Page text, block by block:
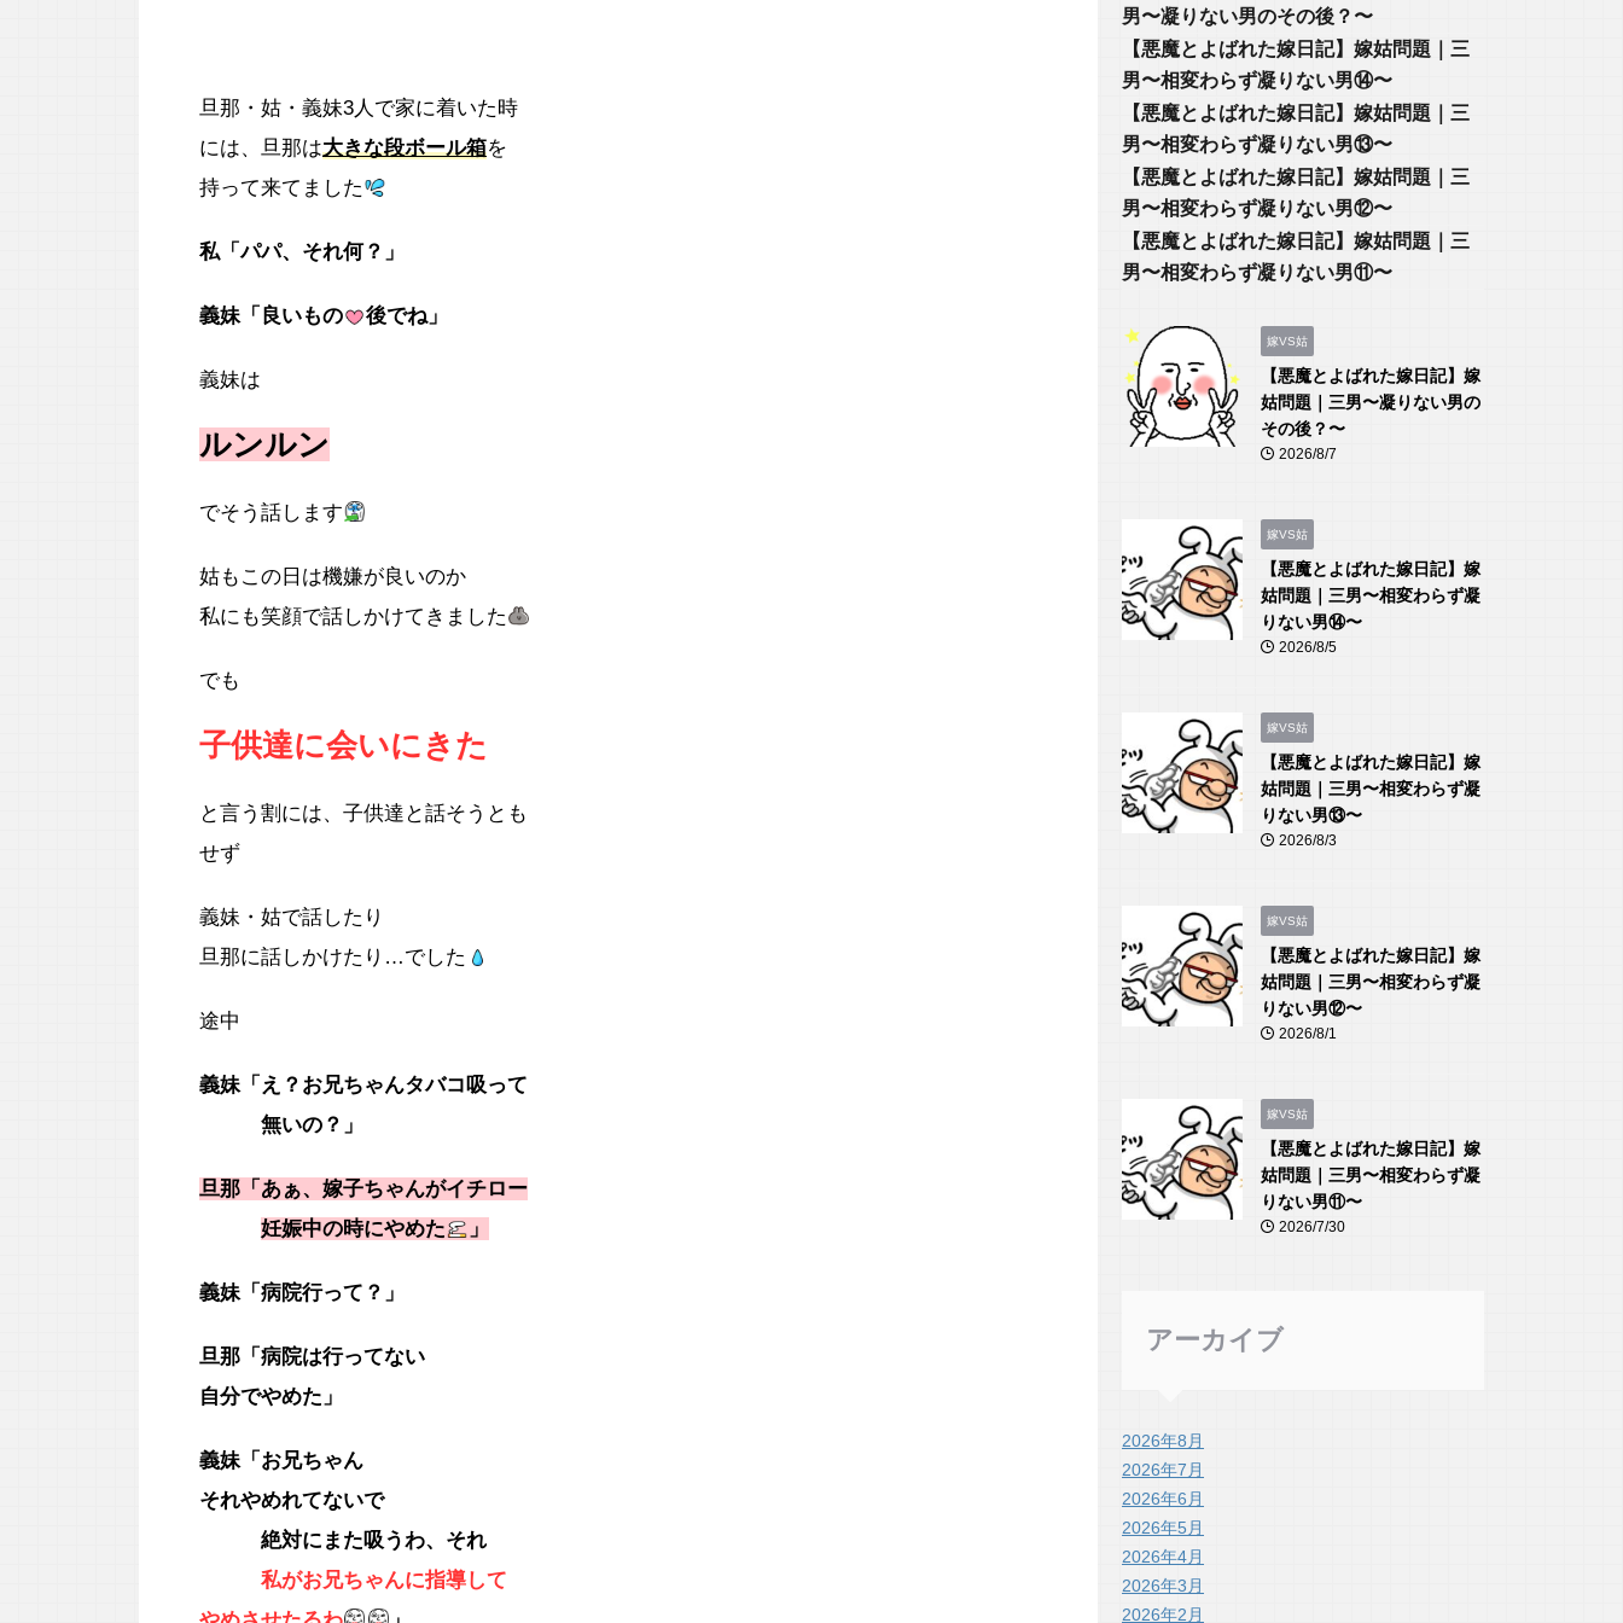
旦那・姑・義妹3人で家に着いた時
には、旦那は大きな段ボール箱を
持って来てました
私「パパ、それ何？」
義妹「良いもの 後でね」
義妹は
ルンルン
でそう話します
姑もこの日は機嫌が良いのか
私にも笑顔で話しかけてきました
でも
子供達に会いにきた
と言う割には、子供達と話そうとも
せず
義妹・姑で話したり
旦那に話しかけたり…でした
途中
義妹「え？お兄ちゃんタバコ吸って
無いの？」
旦那「あぁ、嫁子ちゃんがイチロー
妊娠中の時にやめた
」
義妹「病院行って？」
旦那「病院は行ってない
自分でやめた」
義妹「お兄ちゃん
それやめれてないで
絶対にまた吸うわ、それ
私がお兄ちゃんに指導して
男〜凝りない男のその後？〜
【悪魔とよばれた嫁日記】嫁姑問題｜三
男〜相変わらず凝りない男⑭〜
【悪魔とよばれた嫁日記】嫁姑問題｜三
男〜相変わらず凝りない男⑬〜
【悪魔とよばれた嫁日記】嫁姑問題｜三
男〜相変わらず凝りない男⑫〜
【悪魔とよばれた嫁日記】嫁姑問題｜三
男〜相変わらず凝りない男⑪〜
嫁VS姑
【悪魔とよばれた嫁日記】嫁
姑問題｜三男〜凝りない男の
その後？〜
2026/8/7
嫁VS姑
【悪魔とよばれた嫁日記】嫁
姑問題｜三男〜相変わらず凝
りない男⑭〜
2026/8/5
嫁VS姑
【悪魔とよばれた嫁日記】嫁
姑問題｜三男〜相変わらず凝
りない男⑬〜
2026/8/3
嫁VS姑
【悪魔とよばれた嫁日記】嫁
姑問題｜三男〜相変わらず凝
りない男⑫〜
2026/8/1
嫁VS姑
【悪魔とよばれた嫁日記】嫁
姑問題｜三男〜相変わらず凝
りない男⑪〜
2026/7/30
アーカイブ
2026年8月
2026年7月
2026年6月
2026年5月
2026年4月
2026年3月
2026年2月